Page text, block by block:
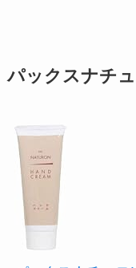
パックスナチ